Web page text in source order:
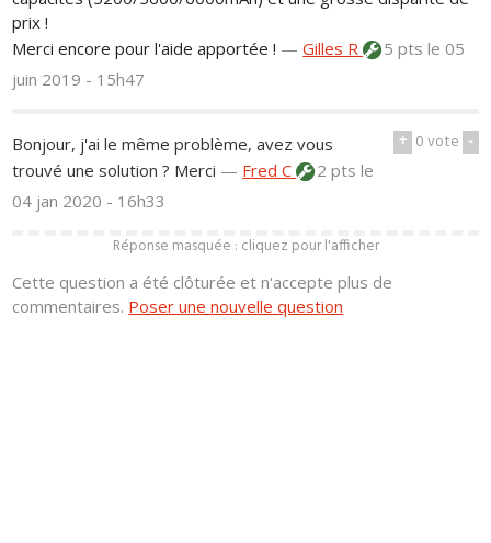
prix !
Merci encore pour l'aide apportée ! —Gilles R 5 ptsle 05
juin 2019 - 15h47
+ 0vote -
Bonjour, j'ai le même problème, avez vous
trouvé une solution ? Merci — Fred C 2 ptsle
04 jan 2020 - 16h33
Réponse masquée : cliquez pour l'afficher
Cette question a été clôturée et n'accepte plus de
commentaires. Poser une nouvelle question